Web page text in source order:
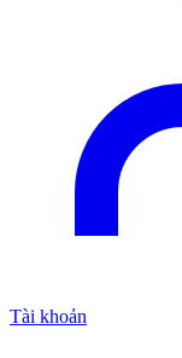
Tài khoản